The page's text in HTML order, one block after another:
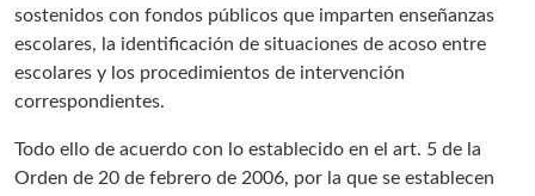
sostenidos con fondos públicos que imparten enseñanzas
escolares, la identificación de situaciones de acoso entre
escolares y los procedimientos de intervención
correspondientes.
Todo ello de acuerdo con lo establecido en el art. 5 de la
Orden de 20 de febrero de 2006, por la que se establecen